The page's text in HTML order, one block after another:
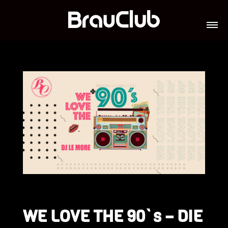
WE LOVE THE 90`s – DIE
GALERIE
TEAM
VIP-LOUNGES
JOBS